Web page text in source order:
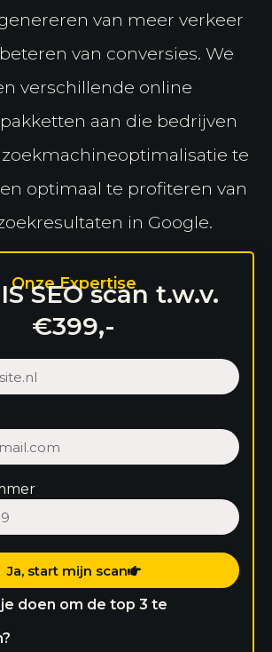
van meer verkeer
van conversies. We
verschillende online
aan die bedrijven
te
optimaal te profiteren van
in Google.
Onze Expertise
SEO scan t.w.v.
€399,-
Ja, start mijn scan
doen om de top 3 te